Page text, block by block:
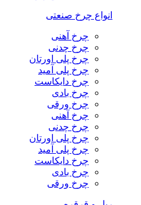
انواع چرخ صنعتی
چرخ آهنی
چرخ چدنی
چرخ پلی اورتان
چرخ پلی آمید
چرخ دایکاست
چرخ بادی
چرخ ورقی
چرخ آهنی
چرخ چدنی
چرخ پلی اورتان
چرخ پلی آمید
چرخ دایکاست
چرخ بادی
چرخ ورقی